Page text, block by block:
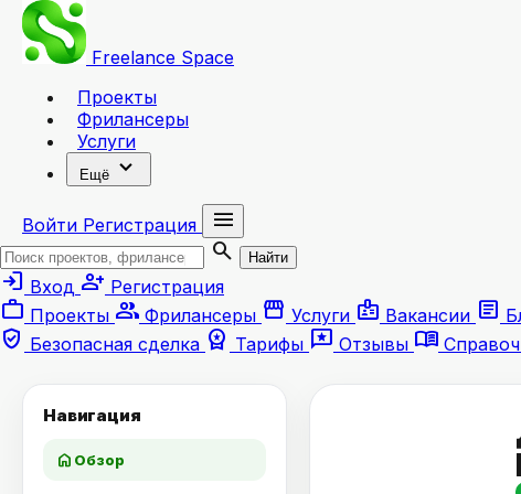
Freelance Space
Проекты
Фрилансеры
Услуги
Ещё expand_more
Войти Регистрация
menu
search
Найти
login Вход person_add Регистрация
work Проекты group Фрилансеры storefront Услуги badge Вакансии article
verified_user Безопасная сделка workspace_premium Тарифы reviews Отзывы menu_book
Навигация
home Обзор